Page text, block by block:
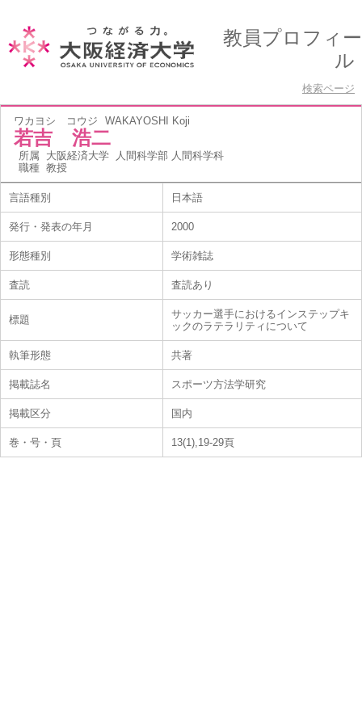
教員プロフィー
ル
検索ページ
ワカヨシ コウジ WAKAYOSHI Koji
若吉 浩二
所属 大阪経済大学 人間科学部 人間科学科
職種 教授
言語種別 日本語
発行・発表の年月 2000
形態種別 学術雑誌
査読 査読あり
標題
サッカー選手におけるインステップキ
ックのラテラリティについて
執筆形態 共著
掲載誌名 スポーツ方法学研究
掲載区分 国内
巻・号・頁 13(1),19-29頁